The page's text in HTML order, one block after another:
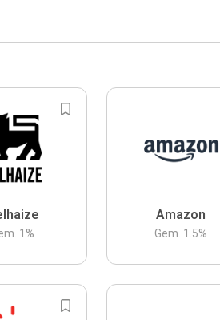
1 %
Amazon
Gem. 1.5%